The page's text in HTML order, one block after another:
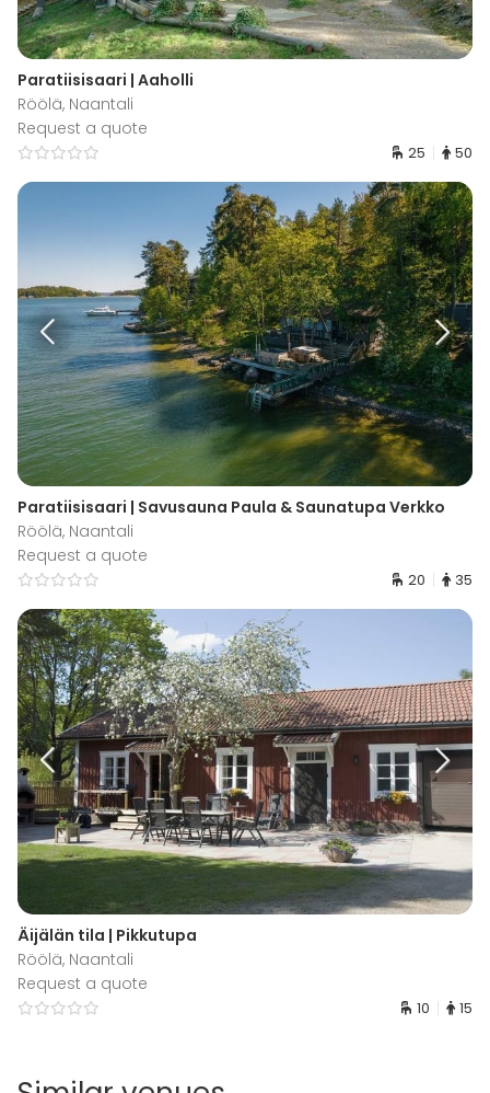
Paratiisisaari | Aaholli
Röölä, Naantali
Request a quote
25 50
Paratiisisaari | Savusauna Paula & Saunatupa Verkko
Röölä, Naantali
Request a quote
20 35
Äijälän tila | Pikkutupa
Röölä, Naantali
Request a quote
10 15